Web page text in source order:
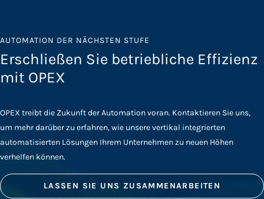
AUTOMATION DER NÄCHSTEN STUFE
Erschließen Sie betriebliche Effizienz
mit OPEX
OPEX treibt die Zukunft der Automation voran. Kontaktieren Sie uns,
um mehr darüber zu erfahren, wie unsere vertikal integrierten
automatisierten Lösungen Ihrem Unternehmen zu neuen Höhen
verhelfen können.
LASSEN SIE UNS ZUSAMMENARBEITEN